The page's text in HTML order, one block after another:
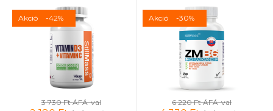
Akció -42%
3 730 FtÁFÁ-val
Akció -30%
6 220 FtÁFÁ-val